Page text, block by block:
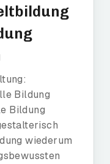
Bildung
Bildung
wiederum